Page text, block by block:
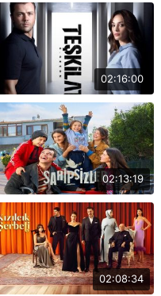
02:16:00
02:13:19
02:08:34